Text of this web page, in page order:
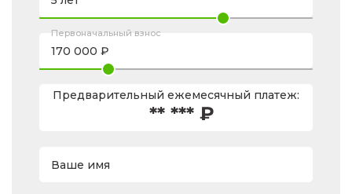
Первоначальный взнос
Предварительный ежемесячный платеж:
** *** ₽
Ваше имя